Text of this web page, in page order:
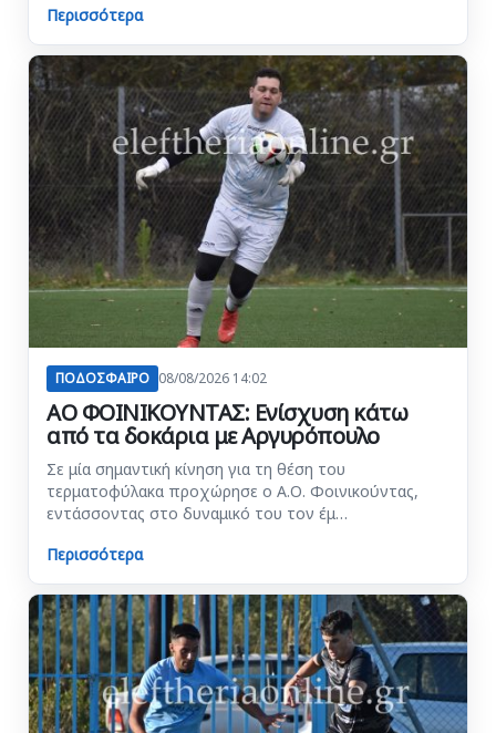
Περισσότερα
ΠΟΔΟΣΦΑΙΡΟ 08/08/2026 14:02
ΑΟ ΦΟΙΝΙΚΟΥΝΤΑΣ: Ενίσχυση κάτω
από τα δοκάρια με Αργυρόπουλο
Σε μία σημαντική κίνηση για τη θέση του
τερματοφύλακα προχώρησε ο Α.Ο. Φοινικούντας,
εντάσσοντας στο δυναμικό του τον έμ…
Περισσότερα